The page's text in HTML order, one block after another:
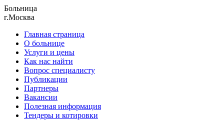
Больница
г.Москва
Главная страница
О больнице
Услуги и цены
Как нас найти
Вопрос специалисту
Публикации
Партнеры
Вакансии
Полезная информация
Тендеры и котировки